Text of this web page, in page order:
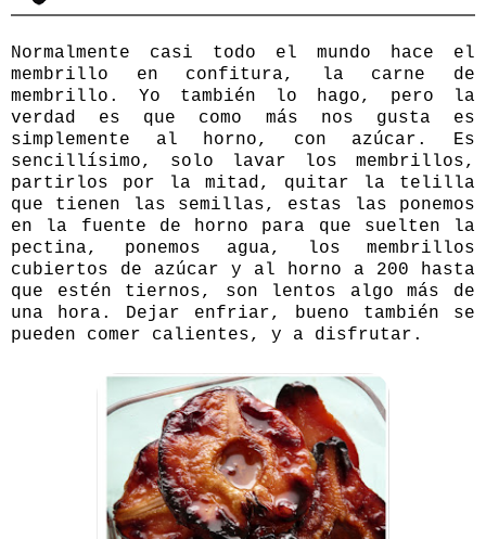
Normalmente casi todo el mundo hace el
membrillo en confitura, la carne de
membrillo. Yo también lo hago, pero la
verdad es que como más nos gusta es
simplemente al horno, con azúcar. Es
sencillísimo, solo lavar los membrillos,
partirlos por la mitad, quitar la telilla
que tienen las semillas, estas las ponemos
en la fuente de horno para que suelten la
pectina, ponemos agua, los membrillos
cubiertos de azúcar y al horno a 200 hasta
que estén tiernos, son lentos algo más de
una hora. Dejar enfriar, bueno también se
pueden comer calientes, y a disfrutar.